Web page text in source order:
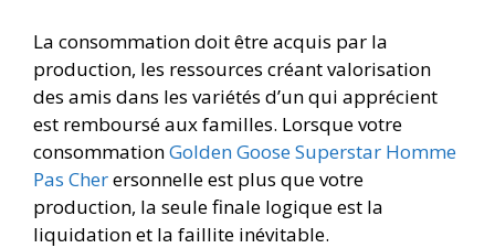
La consommation doit être acquis par la
production, les ressources créant valorisation
des amis dans les variétés d’un qui apprécient
est remboursé aux familles. Lorsque votre
consommationGolden Goose Superstar Homme
Pas Cherersonnelle est plus que votre
production, la seule finale logique est la
liquidation et la faillite inévitable.